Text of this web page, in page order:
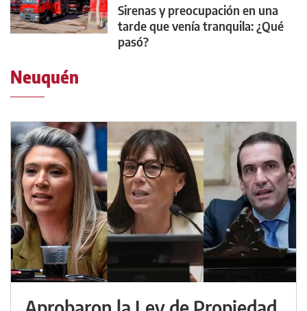
Sirenas y preocupación en una
tarde que venía tranquila: ¿Qué
pasó?
Neuquén